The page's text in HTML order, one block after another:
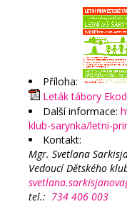
Příloha:
Leták tábory
Další informace:
klub-sarynka/letni-
Kontakt:
Mgr. Svetlana
Vedoucí Dětského
tel.: 734 406 003